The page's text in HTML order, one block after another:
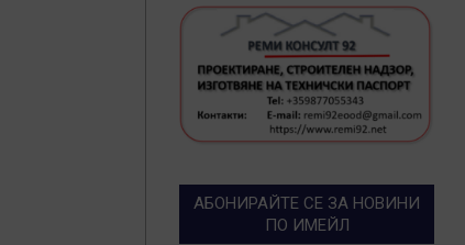
АБОНИРАЙТЕ СЕ ЗА НОВИНИ
ПО ИМЕЙЛ